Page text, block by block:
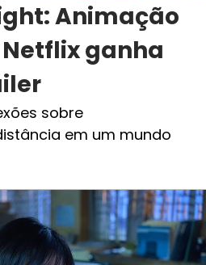
Animação
ganha
sobre
em um mundo